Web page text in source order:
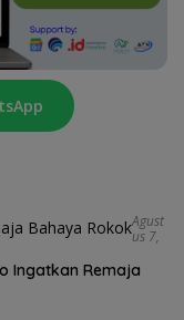
Agust
Us 7,
Ingatkan Remaja